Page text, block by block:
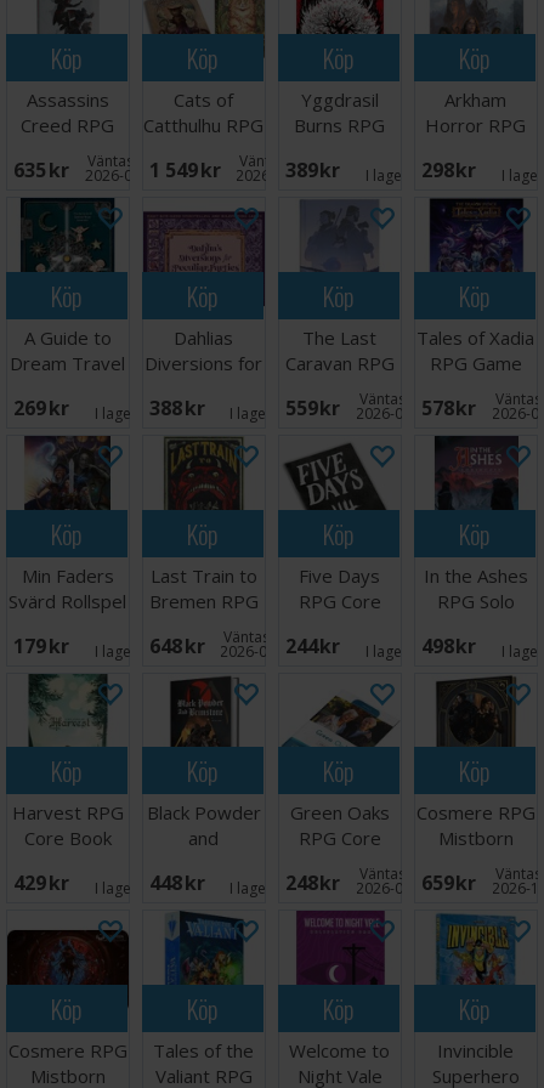
Köp
Assassins
Creed RPG
Animus
Handbook
Core
635 SEK Väntas in:
2026-09-30
Köp
Cats of
Catthulhu RPG
1 549 SEK Väntas in:
2026-09-30
Köp
Yggdrasil
Burns RPG
389 SEK I lager: 1
Köp
Arkham
Horror RPG
298 SEK I
Köp
A Guide to
Dream Travel
269 SEK I lager: 1
Köp
Dahlias
Diversions for
Parties
388 SEK I lager: 1
Köp
The Last
Caravan RPG
Core Rules
559 SEK Väntas in:
2026-09-30
Köp
Tales of Xadia
RPG Game
Handbook
578 SEK 2026-
Köp
Min Faders
Svärd Rollspel
179 SEK I lager: 1
Köp
Last Train to
Bremen RPG
648 SEK Väntas in:
2026-08-15
Köp
Five Days
RPG Core
244 SEK I lager: 1
Köp
In the Ashes
RPG Solo
498 SEK I
Köp
Harvest RPG
Core Book
429 SEK I lager: 1
Köp
Black Powder
and
RPG Core
Book
448 SEK I lager: 1
Köp
Green Oaks
RPG Core
Book
248 SEK Väntas in:
2026-09-30
Köp
Cosmere RPG
Mistborn
Handbook
659 SEK 2026-
Köp
Cosmere RPG
Mistborn
Köp
Tales of the
Valiant RPG
Köp
Welcome to
Night Vale
Köp
Invincible
Superhero